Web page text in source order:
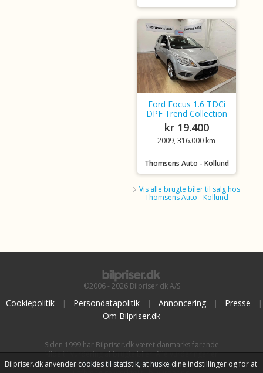
Ford Focus 1.6 TDCi
DPF Trend Collection
kr 19.400
2009, 316.000 km
Thomsens Auto - Kollund
Vis alle brugte biler til salg hos
Thomsens Auto - Kollund
©2006 - 2026 Bilpriser.dk A/S
Cookiepolitik | Persondatapolitik | Annoncering | Presse
|
Om Bilpriser.dk
Siden 1999 har Bilpriser.dk været danmarks førende
kilde til vurdering af brugte biler. Alle vurderinger er
baseret påBilpriserPro Prisberegning , bilbranchens
Bilpriser.dk anvender cookies til statistik, at huske dine indstillinger og for at